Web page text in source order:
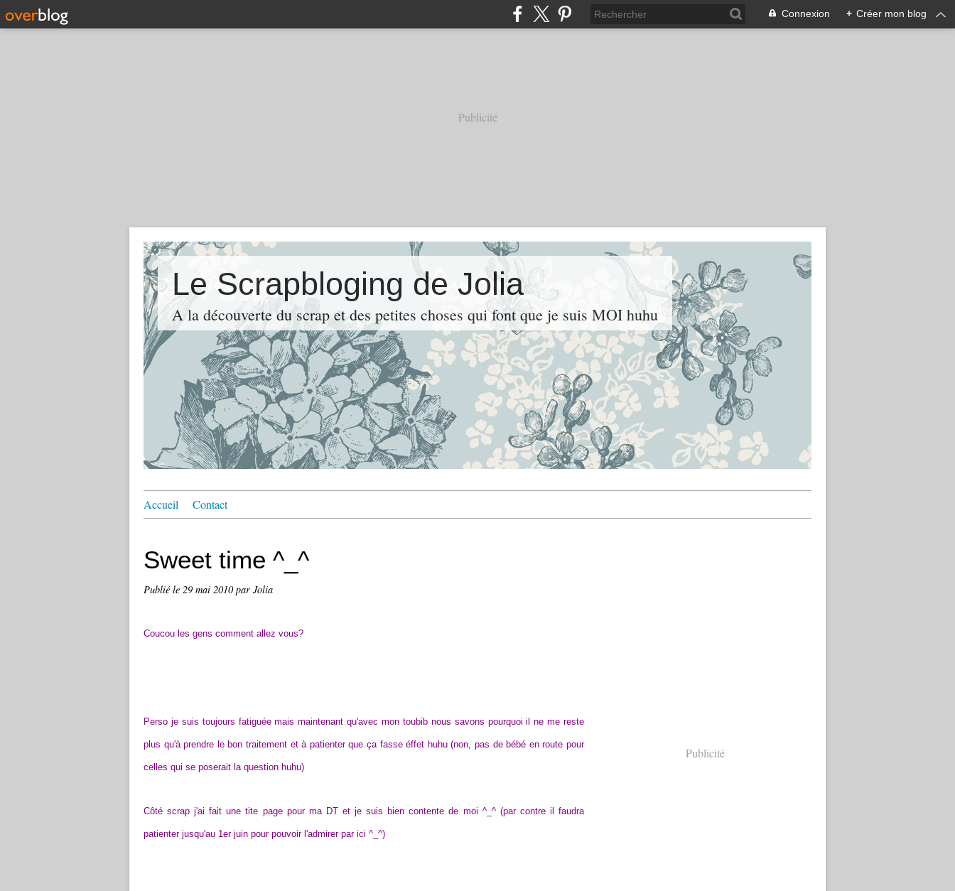
Connexion + Créer mon blog
Publicité
Le Scrapbloging de Jolia
A la découverte du scrap et des petites choses qui font que je suis MOI huhu
Accueil Contact
Sweet time ^_^
Publié le 29 mai 2010par Jolia
Coucou les gens comment allez vous?
Perso je suis toujours fatiguée mais maintenant qu'avec mon toubib nous savons pourquoi il ne me reste
plus qu'à prendre le bon traitement et à patienter que ça fasse éffet huhu (non, pas de bébé en route pour
celles qui se poserait la question huhu)
Côté scrap j'ai fait une tite page pour ma DT et je suis bien contente de moi ^_^ (par contre il faudra
patienter jusqu'au 1er juin pour pouvoir l'admirer par ici ^_^)
Publicité